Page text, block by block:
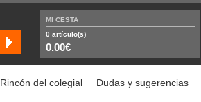
MI CESTA
0 artículo(s)
0.00€
Rincón del colegial Dudas y sugerencias